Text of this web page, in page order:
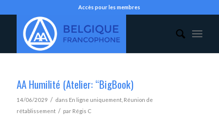
Accès pour les membres
AA Humilité (Atelier: “BigBook)
14/06/2029 / dans En ligne uniquement, Réunion de
rétablissement / par Régis C